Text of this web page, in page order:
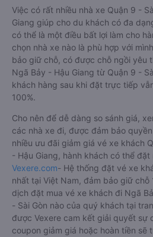
Việc có rất nhiều nhà xe Quận 9 -
Giang giúp cho du khách có đa
có thể là một điều bất lợi làm cho
chọn nhà xe nào là phù hợp với
bảo giữ chỗ, có được chỗ ngồi yêu
Ngã Bảy - Hậu Giang từ Quận 9 -
khách hàng sau khi đặt trực tiếp
100%.
Cho nên để dễ dàng so sánh giá,
các nhà xe đi, được đảm bảo
nhiều ưu đãi giảm giá vé xe khách
- Hậu Giang, hành khách có thể đặt
Vexere.com- Hệ thống đặt vé xe
nhất tại Việt Nam, đảm bảo giữ
dịch đặt mua vé xe khách đi Ngã
- Sài Gòn nào của quý khách tại
được Vexere cam kết giải quyết sự
coupon giảm giá hoặc hoàn tiền